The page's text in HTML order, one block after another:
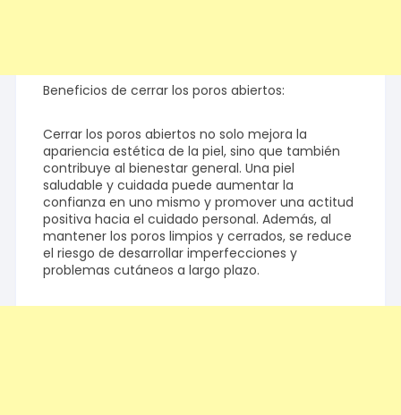
Beneficios de cerrar los poros abiertos:
Cerrar los poros abiertos no solo mejora la
apariencia estética de la piel, sino que también
contribuye al bienestar general. Una piel
saludable y cuidada puede aumentar la
confianza en uno mismo y promover una actitud
positiva hacia el cuidado personal. Además, al
mantener los poros limpios y cerrados, se reduce
el riesgo de desarrollar imperfecciones y
problemas cutáneos a largo plazo.